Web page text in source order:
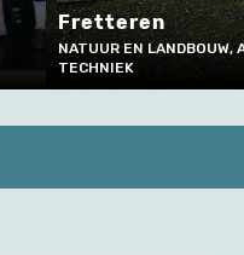
EN
Heists
MUZIEK EN
EN TECHNIEK